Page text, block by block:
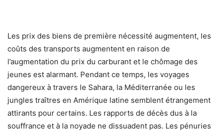
Les prix des biens de première nécessité augmentent, les
coûts des transports augmentent en raison de
l’augmentation du prix du carburant et le chômage des
jeunes est alarmant. Pendant ce temps, les voyages
dangereux à travers le Sahara, la Méditerranée ou les
jungles traîtres en Amérique latine semblent étrangement
attirants pour certains. Les rapports de décès dus à la
souffrance et à la noyade ne dissuadent pas. Les pénuries